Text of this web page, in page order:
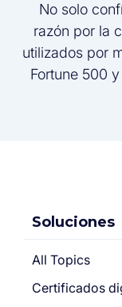
No solo
razón por la
utilizados por
Fortune 500
Soluciones
All Topics
Certificados